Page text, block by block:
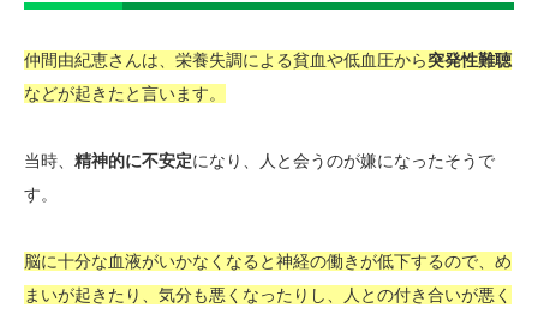
仲間由紀恵さんは、栄養失調による貧血や低血圧から突発性難聴
などが起きたと言います。
当時、 精神的に不安定になり、人と会うのが嫌になったそうで
す。
脳に十分な血液がいかなくなると神経の働きが低下するので、め
まいが起きたり、気分も悪くなったりし、人との付き合いが悪く